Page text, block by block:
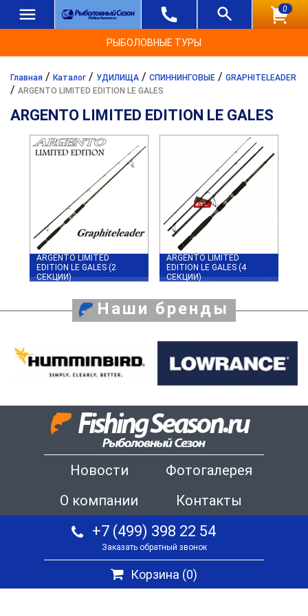
0
РЫБОЛОВНЫЕ ТУРЫ
Главная / Каталог / УДИЛИЩА / СПИННИНГОВЫЕ / GRAPHITELEADER
/ ARGENTO LIMITED EDITION LE GALES
ARGENTO LIMITED EDITION LE GALES
ARGENTO LIMITED
EDITION LE GALES (2
СЕКЦИИ)
ARGENTO LIMITED
EDITION LE GALES (4
СЕКЦИИ)
Наши бренды
Новости
Фотогалерея
О компании
Контакты
+7 (499) 398 22 54
Заказать обратный звонок
Корзина (0)